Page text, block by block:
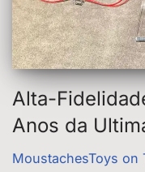
Alta-
Anos da
MoustachesToys on